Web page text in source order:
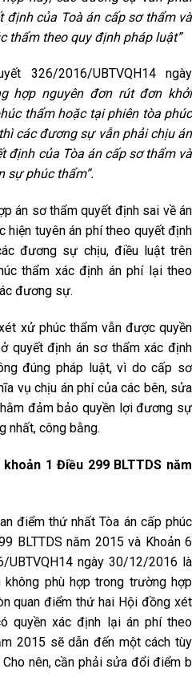
định của Toà án cấp sơ thẩm và
thẩm theo quy định pháp luật”
326/2016/UBTVQH14 ngày
hợp nguyên đơn rút đơn khởi
thẩm hoặc tại phiên tòa phúc
các đương sự vẫn phải chịu án
định của Tòa án cấp sơ thẩm và
sự phúc thẩm”.
án sơ thẩm quyết định sai về án
hiện tuyên án phí theo quyết định
đương sự chịu, điều luật trên
thẩm xác định án phí lại theo
đương sự.
xử phúc thẩm vẫn được quyền
quyết định án sơ thẩm xác định
đúng pháp luật, vì do cấp sơ
vụ chịu án phí của các bên, sửa
đảm bảo quyền lợi đương sự
nhất, công bằng.
1 Điều 299 BLTTDS năm
điểm thứ nhất Tòa án cấp phúc
BLTTDS năm 2015 và Khoản 6
ngày 30/12/2016 là
phù hợp trong trường hợp
quan điểm thứ hai Hội đồng xét
quyền xác định lại án phí theo
2015 sẽ dẫn đến một cách tùy
nên, cần phải sửa đổi điểm b